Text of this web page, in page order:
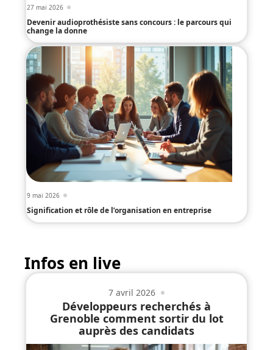
27 mai 2026
Devenir audioprothésiste sans concours : le parcours qui
change la donne
9 mai 2026
Signification et rôle de l’organisation en entreprise
Infos en live
7 avril 2026
Développeurs recherchés à
Grenoble comment sortir du lot
auprès des candidats